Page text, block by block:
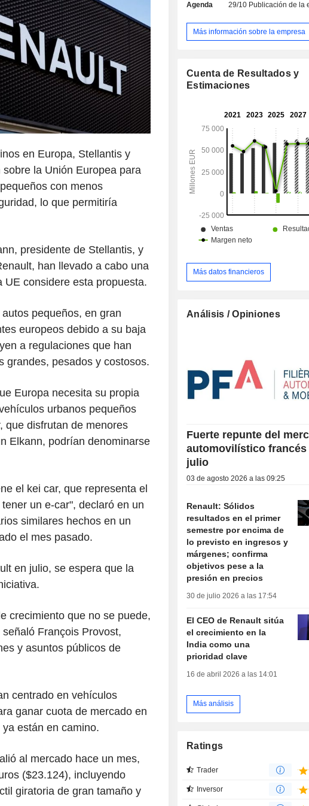
en Europa, Stellantis y
la Unión Europea para
con menos
lo que permitiría
presidente de Stellantis, y
han llevado a cabo una
considere esta propuesta.
pequeños, en gran
europeos debido a su baja
a regulaciones que han
grandes, pesados y costosos.
Europa necesita su propia
urbanos pequeños
que disfrutan de menores
Elkann, podrían denominarse
el kei car, que representa el
un e-car", declaró en un
similares hechos en un
el mes pasado.
en julio, se espera que la
crecimiento que no se puede,
François Provost,
y asuntos públicos de
centrado en vehículos
ganar cuota de mercado en
están en camino.
al mercado hace un mes,
($23.124), incluyendo
giratoria de gran tamaño y
relacionados (mantenimiento,
movilidad. A finales de 2025, el grupo contaba
con 25 centros industriales en todo
Francia (28,5 %), Europa (50,6 %),
%), Eurasia (5 %), Asia-Pacífico (4,3
Agenda 29/10 Publicación de la evolución de la
Más información sobre la empresa
Cuenta de Resultados y
Estimaciones
Más datos financieros
Análisis / Opiniones
Fuerte repunte del
automovilístico francés
julio
03 de agosto 2026 a las 09:25
Renault: Sólidos
resultados en el primer
semestre por encima de
lo previsto en ingresos y
márgenes; confirma
objetivos pese a la
presión en precios
30 de julio 2026 a las 17:54
El CEO de Renault sitúa
el crecimiento en la
India como una
prioridad clave
16 de abril 2026 a las 14:01
Más análisis
Ratings
Trader
Inversor